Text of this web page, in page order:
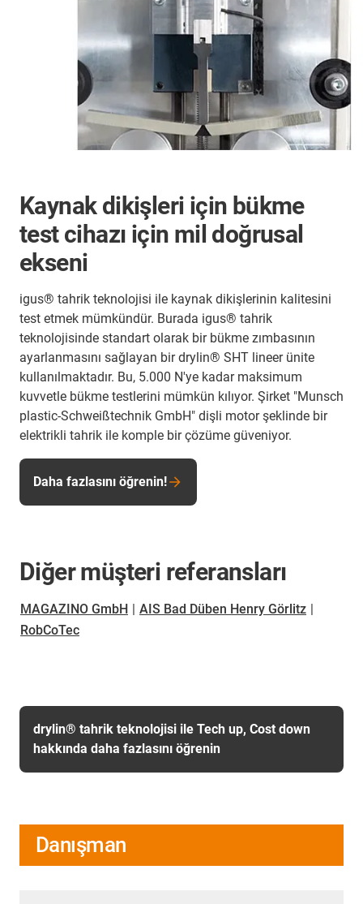
Kaynak dikişleri için bükme
test cihazı için mil doğrusal
ekseni
igus® tahrik teknolojisi ile kaynak dikişlerinin kalitesini
test etmek mümkündür. Burada igus® tahrik
teknolojisinde standart olarak bir bükme zımbasının
ayarlanmasını sağlayan bir drylin® SHT lineer ünite
kullanılmaktadır. Bu, 5.000 N'ye kadar maksimum
kuvvetle bükme testlerini mümkün kılıyor. Şirket "Munsch
plastic-Schweißtechnik GmbH" dişli motor şeklinde bir
elektrikli tahrik ile komple bir çözüme güveniyor.
Daha fazlasını öğrenin!
Diğer müşteri referansları
MAGAZINO GmbH | AIS Bad Düben Henry Görlitz |
RobCoTec
drylin® tahrik teknolojisi ile Tech up, Cost down
hakkında daha fazlasını öğrenin
Danışman